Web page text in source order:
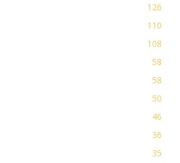
126
110
108
58
58
50
46
36
35